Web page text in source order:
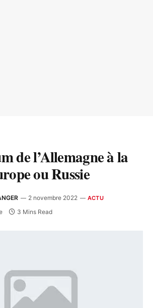
de l’Allemagne à la
ou Russie
2 novembre 2022 ACTU
3 Mins Read